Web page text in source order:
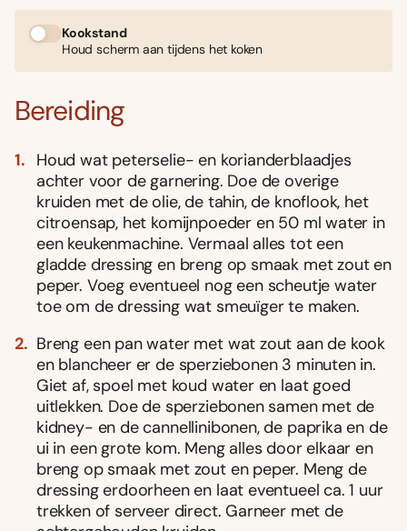
Kookstand
Houd scherm aan tijdens het koken
Bereiding
Houd wat peterselie- en korianderblaadjes
achter voor de garnering. Doe de overige
kruiden met de olie, de tahin, de knoflook, het
citroensap, het komijnpoeder en 50 ml water in
een keukenmachine. Vermaal alles tot een
gladde dressing en breng op smaak met zout en
peper. Voeg eventueel nog een scheutje water
toe om de dressing wat smeuïger te maken.
Breng een pan water met wat zout aan de kook
en blancheer er de sperziebonen 3 minuten in.
Giet af, spoel met koud water en laat goed
uitlekken. Doe de sperziebonen samen met de
kidney- en de cannellinibonen, de paprika en de
ui in een grote kom. Meng alles door elkaar en
breng op smaak met zout en peper. Meng de
dressing erdoorheen en laat eventueel ca. 1 uur
trekken of serveer direct. Garneer met de